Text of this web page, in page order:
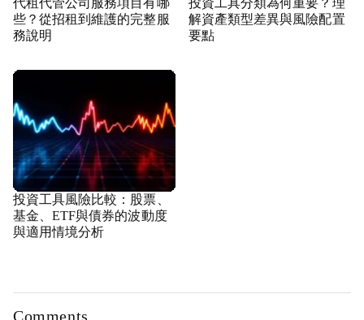
代租代管公司服務項目有哪
些？從招租到維護的完整服
務說明
投資工具分類為何重要？理
解資產類型差異與風險配置
要點
投資工具風險比較：股票、
基金、ETF與債券的波動度
與適用情境分析
Comments